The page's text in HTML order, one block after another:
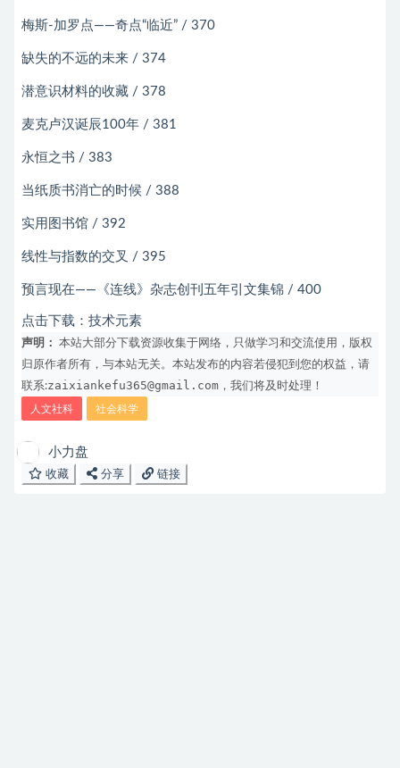
梅斯-加罗点――奇点“临近” / 370
缺失的不远的未来 / 374
潜意识材料的收藏 / 378
麦克卢汉诞辰100年 / 381
永恒之书 / 383
当纸质书消亡的时候 / 388
实用图书馆 / 392
线性与指数的交叉 / 395
预言现在——《连线》杂志创刊五年引文集锦 / 400
点击下载： 技术元素
声明：
本站大部分下载资源收集于网络，只做学习和交流使用，版权
归原作者所有，与本站无关。本站发布的内容若侵犯到您的权益，请
联系:zaixiankefu365@gmail.com ，我们将及时处理！
人文社科 社会科学
小力盘
收藏
分享 链接